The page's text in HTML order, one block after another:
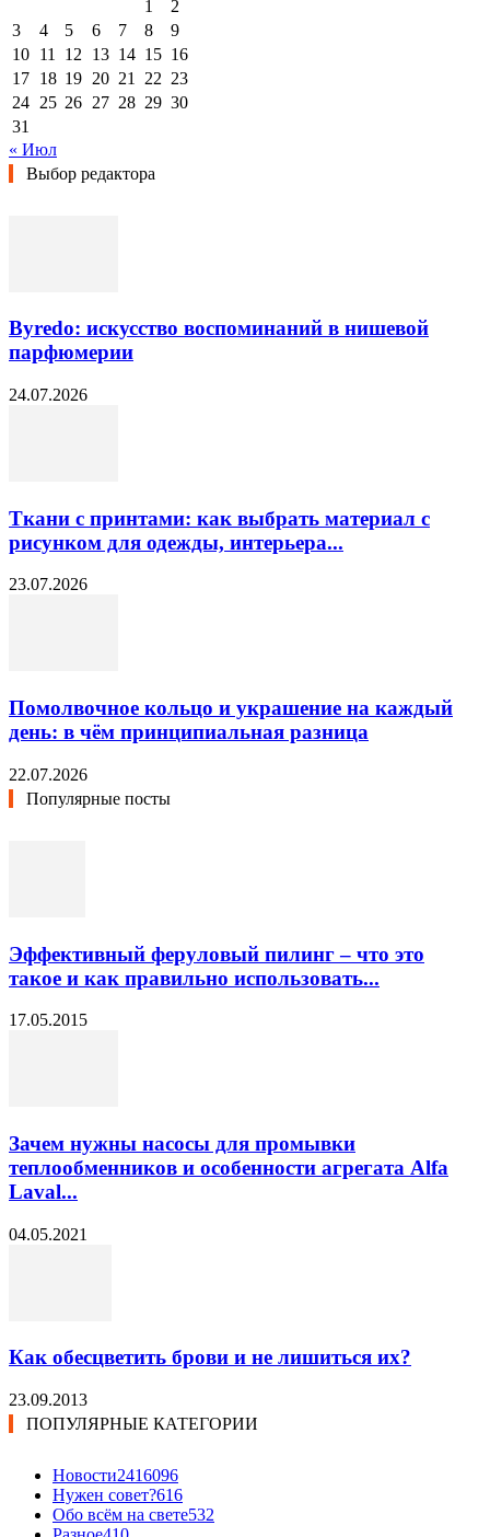
1
2
3
4 5 6 7 8
9
10 11 12 13 14 15 16
17 18 19 20 21 22 23
24 25 26 27 28 29 30
31
« Июл
Выбор редактора
Byredo: искусство воспоминаний в нишевой
парфюмерии
24.07.2026
Ткани с принтами: как выбрать материал с
рисунком для одежды, интерьера...
23.07.2026
Помолвочное кольцо и украшение на каждый
день: в чём принципиальная разница
22.07.2026
Популярные посты
Эффективный феруловый пилинг – что это
такое и как правильно использовать...
17.05.2015
Зачем нужны насосы для промывки
теплообменников и особенности агрегата Alfa
Laval...
04.05.2021
Как обесцветить брови и не лишиться их?
23.09.2013
ПОПУЛЯРНЫЕ КАТЕГОРИИ
Новости2416096
Нужен совет?616
Обо всём на свете532